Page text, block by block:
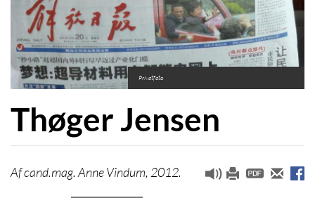
Privatfoto
Thøger Jensen
cand.mag. Anne Vindum, 2012.